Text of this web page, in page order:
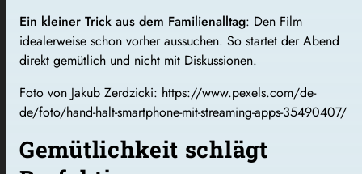
Ein kleiner Trick aus dem Familienalltag: Den Film
idealerweise schon vorher aussuchen. So startet der Abend
direkt gemütlich und nicht mit Diskussionen.
Foto von Jakub Zerdzicki: https://www.pexels.com/de-
de/foto/hand-halt-smartphone-mit-streaming-apps-35490407/
Gemütlichkeit schlägt